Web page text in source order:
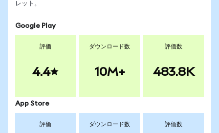
レット。
Google Play
評価
4.4
ダウンロード数
10M+
評価数
483.8K
App Store
評価 ダウンロード数 評価数